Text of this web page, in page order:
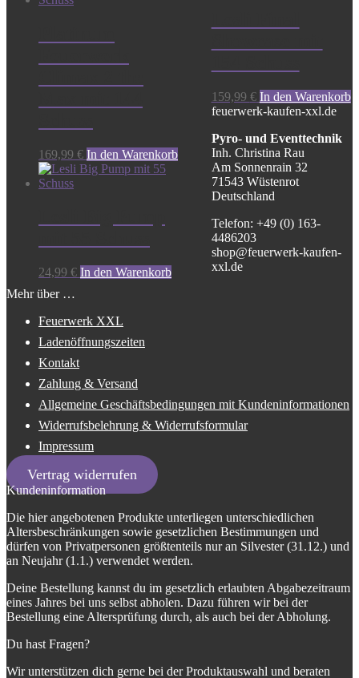
169,99 € In den Warenkorb
159,99 € In den Warenkorb
24,99 € In den Warenkorb
feuerwerk-kaufen-xxl.de
Pyro- und Eventtechnik
Inh. Christina Rau
Am Sonnenrain 32
71543 Wüstenrot
Deutschland
Telefon: +49 (0) 163-
4486203
shop@feuerwerk-kaufen-
xxl.de
Mehr über …
Feuerwerk XXL
Ladenöffnungszeiten
Kontakt
Zahlung & Versand
Allgemeine Geschäftsbedingungen mit Kundeninformationen
Widerrufsbelehrung & Widerrufsformular
Impressum
Vertrag widerrufen
Kundeninformation
Die hier angebotenen Produkte unterliegen unterschiedlichen
Altersbeschränkungen sowie gesetzlichen Bestimmungen und
dürfen von Privatpersonen größtenteils nur an Silvester (31.12.) und
an Neujahr (1.1.) verwendet werden.
Deine Bestellung kannst du im gesetzlich erlaubten Abgabezeitraum
eines Jahres bei uns selbst abholen. Dazu führen wir bei der
Bestellung eine Altersprüfung durch, als auch bei der Abholung.
Du hast Fragen?
Wir unterstützen dich gerne bei der Produktauswahl und beraten